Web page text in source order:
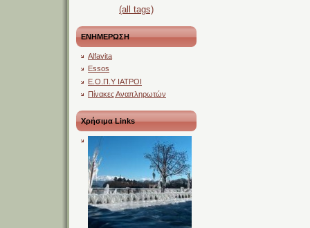
(all tags)
ΕΝΗΜΕΡΩΣΗ
Alfavita
Essos
Ε.Ο.Π.Υ ΙΑΤΡΟΙ
Πίνακες Αναπληρωτών
Χρήσιμα Links